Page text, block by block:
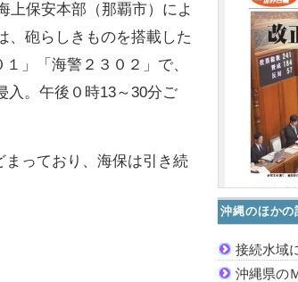
上保安本部（那覇市）によ
、砲らしきものを搭載した
」「海警２３０２」で、
入。午後０時13～30分ご
っており、海保は引き続
沖縄のほかの
接続水域
沖縄県の